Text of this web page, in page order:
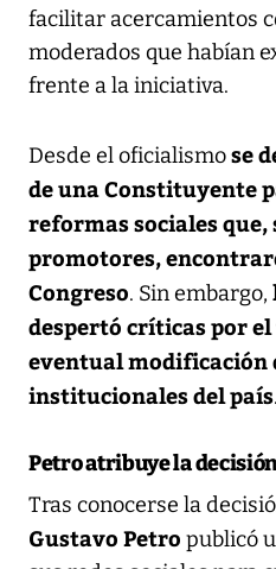
facilitar acercamientos
moderados que habían
frente a la iniciativa.
Desde el oficialismose
de una Constituyente
reformas sociales que,
promotores,
Congreso. Sin embargo,
despertó críticas por
eventual modificación
institucionales del país.
Petro atribuye la
Tras conocerse la
Gustavo Petro publicó